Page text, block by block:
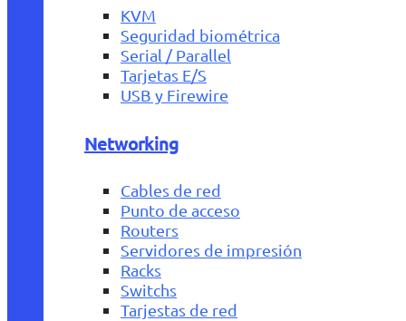
KVM
Seguridad biométrica
Serial / Parallel
Tarjetas E/S
USB y Firewire
Networking
Cables de red
Punto de acceso
Routers
Servidores de impresión
Racks
Switchs
Tarjestas de red